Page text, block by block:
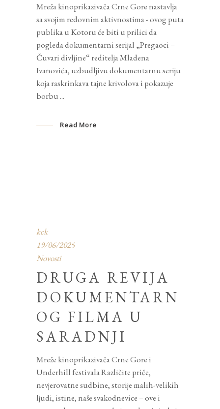
Mreža kinoprikazivača Crne Gore nastavlja
sa svojim redovnim aktivnostima - ovog puta
publika u Kotoru će biti u prilici da
pogleda dokumentarni serijal „Pregaoci –
Čuvari divljine“ reditelja Mladena
Ivanovića, uzbudljivu dokumentarnu seriju
koja raskrinkava tajne krivolova i pokazuje
borbu
Read More
kck
19/06/2025
Novosti
DRUGA REVIJA
DOKUMENTARN
OG FILMA U
SARADNJI
Mreže kinoprikazivača Crne Gore i
Underhill festivala Različite priče,
nevjerovatne sudbine, storije malih-velikih
ljudi, istine, naše svakodnevice – ove i